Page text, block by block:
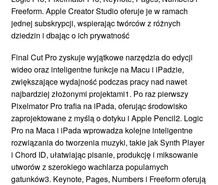
Freeform. Apple Creator Studio oferuje je w ramach
jednej subskrypcji, wspierając twórców z różnych
dziedzin i dbając o ich prywatność
Final Cut Pro zyskuje wyjątkowe narzędzia do edycji
wideo oraz inteligentne funkcje na Macu i iPadzie,
zwiększające wydajność podczas pracy nad nawet
najbardziej złożonymi projektami1. Po raz pierwszy
Pixelmator Pro trafia na iPada, oferując środowisko
zaprojektowane z myślą o dotyku i Apple Pencil2. Logic
Pro na Maca i iPada wprowadza kolejne inteligentne
rozwiązania do tworzenia muzyki, takie jak Synth Player
i Chord ID, ułatwiając pisanie, produkcję i miksowanie
utworów z szerokiego wachlarza popularnych
gatunków3. Keynote, Pages, Numbers i Freeform oferują